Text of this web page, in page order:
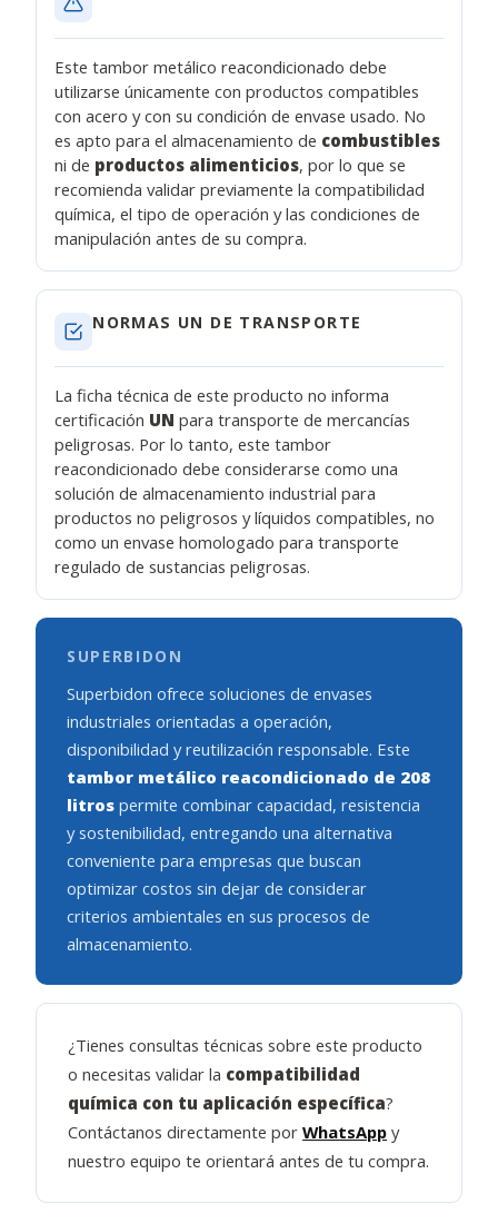
Este tambor metálico reacondicionado debe
utilizarse únicamente con productos compatibles
con acero y con su condición de envase usado. No
es apto para el almacenamiento de combustibles
ni de productos alimenticios, por lo que se
recomienda validar previamente la compatibilidad
química, el tipo de operación y las condiciones de
manipulación antes de su compra.
NORMAS UN DE TRANSPORTE
La ficha técnica de este producto no informa
certificación UN para transporte de mercancías
peligrosas. Por lo tanto, este tambor
reacondicionado debe considerarse como una
solución de almacenamiento industrial para
productos no peligrosos y líquidos compatibles, no
como un envase homologado para transporte
regulado de sustancias peligrosas.
SUPERBIDON
Superbidon ofrece soluciones de envases
industriales orientadas a operación,
disponibilidad y reutilización responsable. Este
tambor metálico reacondicionado de 208
litros permite combinar capacidad, resistencia
y sostenibilidad, entregando una alternativa
conveniente para empresas que buscan
optimizar costos sin dejar de considerar
criterios ambientales en sus procesos de
almacenamiento.
¿Tienes consultas técnicas sobre este producto
o necesitas validar la compatibilidad
química con tu aplicación específica?
Contáctanos directamente porWhatsApp y
nuestro equipo te orientará antes de tu compra.